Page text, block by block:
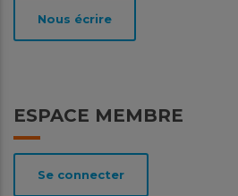
Surveillance des
particules dans l’air
Pourquoi ces mesures?
l’air sur son territoire, la
lien avec l’exploitant...
ESPACE MEMBRE
Se connecter
Nous écrire